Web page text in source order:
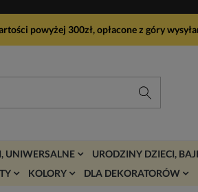
powyżej 300zł, opłacone z góry
UNIWERSALNE
URODZINY DZIECI,
KOLORY DLA DEKORATORÓW